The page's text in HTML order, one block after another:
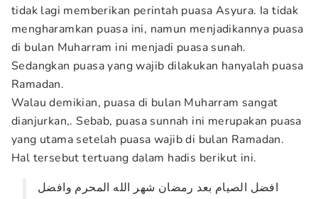
tidak lagi memberikan perintah puasa Asyura. Ia tidak
mengharamkan puasa ini, namun menjadikannya puasa
di bulan Muharram ini menjadi puasa sunah.
Sedangkan puasa yang wajib dilakukan hanyalah puasa
Ramadan.
Walau demikian, puasa di bulan Muharram sangat
dianjurkan,. Sebab, puasa sunnah ini merupakan puasa
yang utama setelah puasa wajib di bulan Ramadan.
Hal tersebut tertuang dalam hadis berikut ini.
افضل الصيام بعد رمضان شهر الله المحرم وافضل